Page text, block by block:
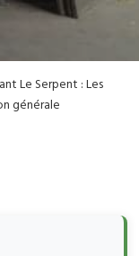
Le Serpent : Les
générale